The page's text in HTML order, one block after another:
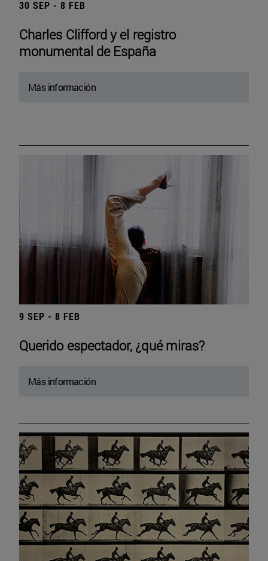
30 SEP - 8 FEB
Charles Clifford y el registro
monumental de España
Más información
9 SEP - 8 FEB
Querido espectador, ¿qué miras?
Más información